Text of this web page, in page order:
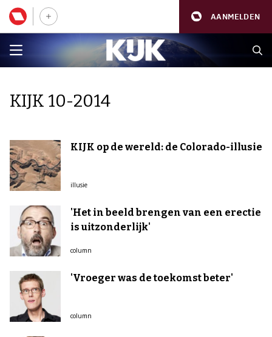
AANMELDEN
KIJK 10-2014
KIJK op de wereld: de Colorado-illusie
illusie
'Het in beeld brengen van een erectie
is uitzonderlijk'
column
'Vroeger was de toekomst beter'
column